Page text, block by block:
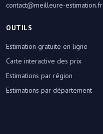
contact@meilleure-estimation.fr
OUTILS
Estimation gratuite en ligne
Carte interactive des prix
Estimations par région
Estimations par département